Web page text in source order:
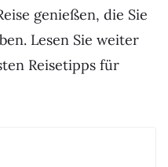
genießen, die Sie
Lesen Sie weiter
Reisetipps für